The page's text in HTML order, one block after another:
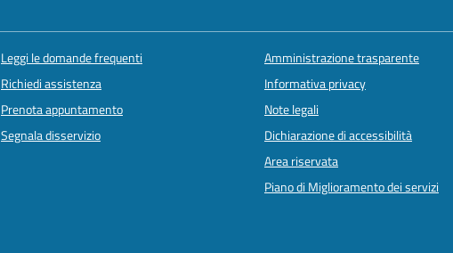
Leggi le domande frequenti
Richiedi assistenza
Prenota appuntamento
Segnala disservizio
Amministrazione trasparente
Informativa privacy
Note legali
Dichiarazione di accessibilità
Area riservata
Piano di Miglioramento dei servizi